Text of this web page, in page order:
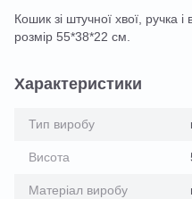
Кошик зі штучної хвої, ручка
розмір 55*38*22 см.
Характеристики
Тип виробу
Висота
Матеріал виробу